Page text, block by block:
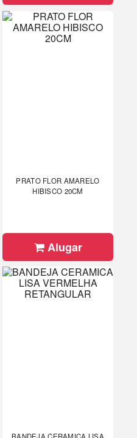
PRATO FLOR AMARELO
HIBISCO 20CM
Alugar